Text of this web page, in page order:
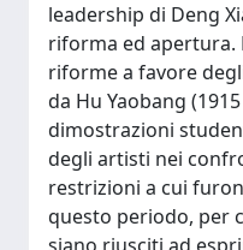
leadership di Deng
riforma ed
riforme a favore
da Hu Yaobang
dimostrazioni
degli artisti nei
restrizioni a cui
questo periodo, per